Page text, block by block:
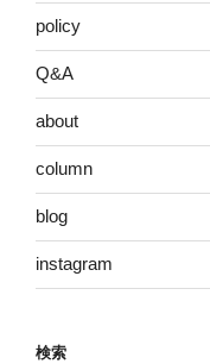
policy
Q&A
about
column
blog
instagram
検索